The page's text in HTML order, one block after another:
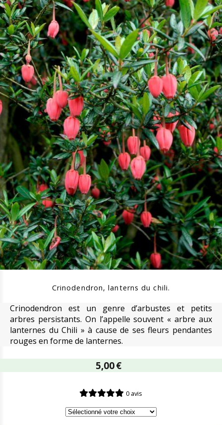
Crinodendron, lanterns du chili.
Crinodendron est un genre d’arbustes et petits
arbres persistants. On l’appelle souvent « arbre aux
lanternes du Chili » à cause de ses fleurs pendantes
rouges en forme de lanternes.
5,00€
0 avis